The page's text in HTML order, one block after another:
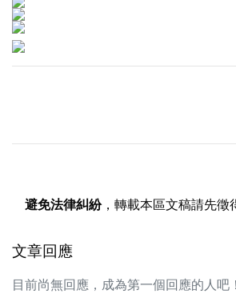
避免法律糾紛，轉載本區文稿請先徵
文章回應
目前尚無回應，成為第一個回應的人吧！